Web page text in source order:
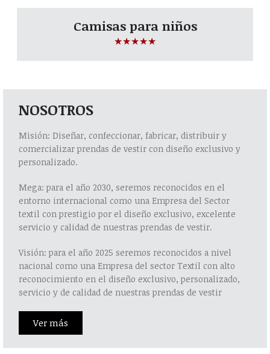
Camisas para niños
☆☆☆☆☆
NOSOTROS
Misión: Diseñar, confeccionar, fabricar, distribuir y
comercializar prendas de vestir con diseño exclusivo y
personalizado.
Mega: para el año 2030, seremos reconocidos en el
entorno internacional como una Empresa del Sector
textil con prestigio por el diseño exclusivo, excelente
servicio y calidad de nuestras prendas de vestir.
Visión: para el año 2025 seremos reconocidos a nivel
nacional como una Empresa del sector Textil con alto
reconocimiento en el diseño exclusivo, personalizado,
servicio y de calidad de nuestras prendas de vestir
Ver más